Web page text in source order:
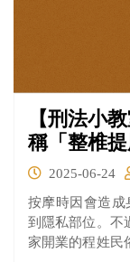
【刑法小
稱「整椎
2025-06-24
按摩時因會造成
到隱私部位。不
家開業的程姓民